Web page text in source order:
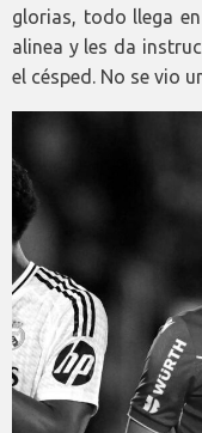
glorias, todo llega
alinea y les da
el césped. No se vio